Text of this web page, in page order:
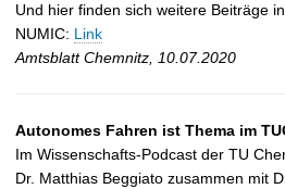
Und hier finden sich weitere Beiträge
NUMIC: Link
Amtsblatt Chemnitz, 10.07.2020
Autonomes Fahren ist Thema im
Im Wissenschafts-Podcast der TU
Dr. Matthias Beggiato zusammen mit